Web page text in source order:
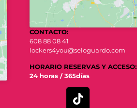
CONTACTO:
608 88 08 41
lockers4you@seloguardo.com
HORARIO RESERVAS Y ACCESO:
24 horas / 365días